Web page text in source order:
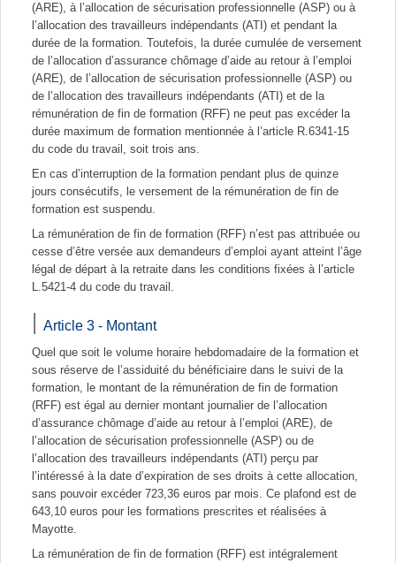
(ARE), à l’allocation de sécurisation professionnelle (ASP) ou à
l’allocation des travailleurs indépendants (ATI) et pendant la
durée de la formation. Toutefois, la durée cumulée de versement
de l’allocation d’assurance chômage d’aide au retour à l’emploi
(ARE), de l’allocation de sécurisation professionnelle (ASP) ou
de l’allocation des travailleurs indépendants (ATI) et de la
rémunération de fin de formation (RFF) ne peut pas excéder la
durée maximum de formation mentionnée à l’article R.6341-15
du code du travail, soit trois ans.
En cas d’interruption de la formation pendant plus de quinze
jours consécutifs, le versement de la rémunération de fin de
formation est suspendu.
La rémunération de fin de formation (RFF) n’est pas attribuée ou
cesse d’être versée aux demandeurs d’emploi ayant atteint l’âge
légal de départ à la retraite dans les conditions fixées à l’article
L.5421-4 du code du travail.
Article 3 - Montant
Quel que soit le volume horaire hebdomadaire de la formation et
sous réserve de l’assiduité du bénéficiaire dans le suivi de la
formation, le montant de la rémunération de fin de formation
(RFF) est égal au dernier montant journalier de l’allocation
d’assurance chômage d’aide au retour à l’emploi (ARE), de
l’allocation de sécurisation professionnelle (ASP) ou de
l’allocation des travailleurs indépendants (ATI) perçu par
l’intéressé à la date d’expiration de ses droits à cette allocation,
sans pouvoir excéder 723,36 euros par mois. Ce plafond est de
643,10 euros pour les formations prescrites et réalisées à
Mayotte.
La rémunération de fin de formation (RFF) est intégralement